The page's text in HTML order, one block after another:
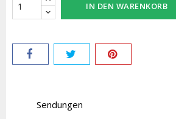
IN DEN WARENKORB
Sendungen